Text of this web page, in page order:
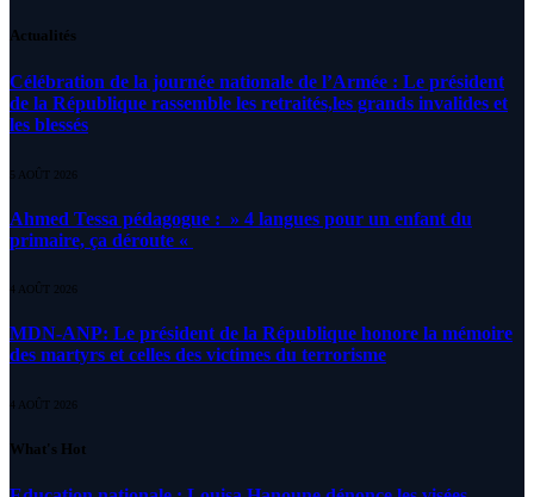
Actualités
Célébration de la journée nationale de l’Armée : Le président
de la République rassemble les retraités,les grands invalides et
les blessés
5 AOÛT 2026
Ahmed Tessa pédagogue : » 4 langues pour un enfant du
primaire, ça déroute «
4 AOÛT 2026
MDN-ANP: Le président de la République honore la mémoire
des martyrs et celles des victimes du terrorisme
4 AOÛT 2026
What's Hot